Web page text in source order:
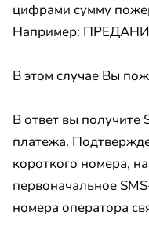
цифрами сумму
Например:
В этом случае Вы
В ответ вы получите
платежа.
короткого номера,
первоначальное
номера оператора